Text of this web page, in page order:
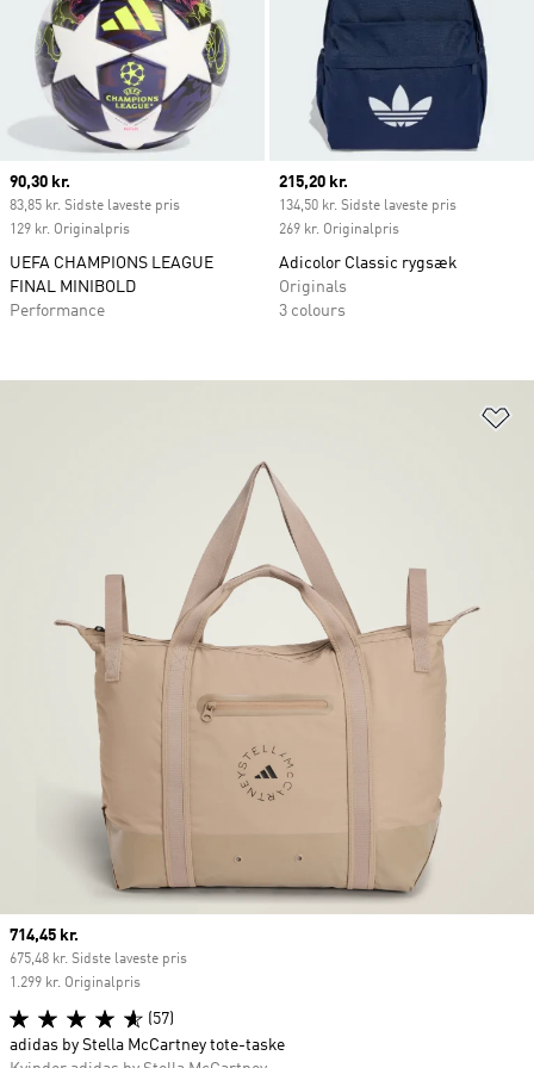
Current price
90,30 kr.
83,85 kr. Sidste laveste pris
129 kr. Originalpris
UEFA CHAMPIONS LEAGUE
FINAL MINIBOLD
Performance
Current price
215,20 kr.
134,50 kr. Sidste laveste pris
269 kr. Originalpris
Adicolor Classic rygsæk
Originals
3 colours
Current price
714,45 kr.
675,48 kr. Sidste laveste pris
1.299 kr. Originalpris
(57)
adidas by Stella McCartney tote-taske